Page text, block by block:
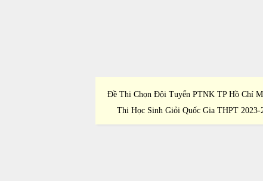
Đề Thi Chọn Đội Tuyển PTNK TP Hồ Chí
Thi Học Sinh Giỏi Quốc Gia THPT 2023-